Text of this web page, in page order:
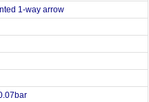
1-way arrow